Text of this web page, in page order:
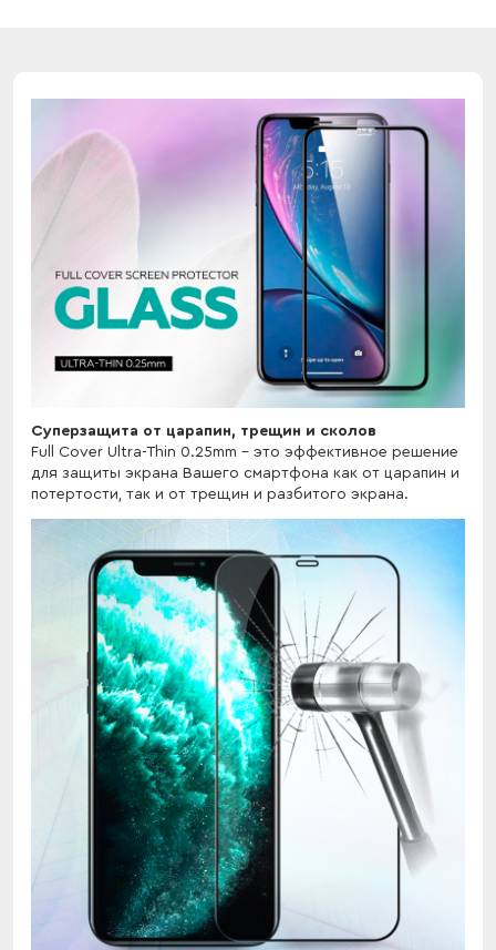
Cуперзащита от царапин, трещин и сколов
Full Cover Ultra-Thin 0.25mm - это эффективное решение
для защиты экрана Вашего смартфона как от царапин и
потертости, так и от трещин и разбитого экрана.